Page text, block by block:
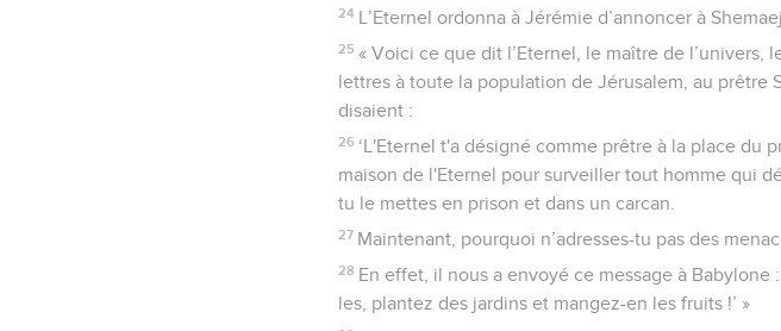
24 L’Eternel ordonna à Jérémie d’annoncer à
25 « Voici ce que dit l’Eternel, le maître de l’univers,
lettres à toute la population de Jérusalem, au prêtre
disaient :
26 ‘L'Eternel t'a désigné comme prêtre à la place du
maison de l'Eternel pour surveiller tout homme qui
tu le mettes en prison et dans un carcan.
27 Maintenant, pourquoi n’adresses-tu pas des
28 En effet, il nous a envoyé ce message à
les, plantez des jardins et mangez-en les fruits !’ »